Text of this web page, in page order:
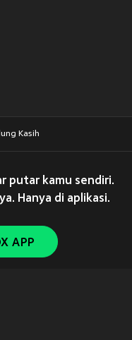
Kasih
putar kamu sendiri.
Hanya di aplikasi.
APP